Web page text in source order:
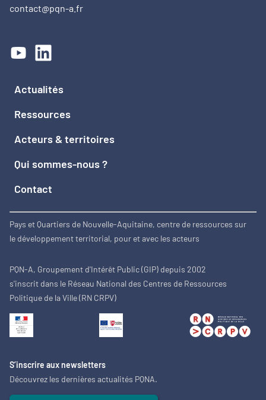
contact@pqn-a.fr
Actualités
Ressources
Acteurs & territoires
Qui sommes-nous ?
Contact
Pays et Quartiers de Nouvelle-Aquitaine, centre de ressources sur
le développement territorial, pour et avec les acteurs
PQN-A, Groupement d'Intérêt Public (GIP) depuis 2002
s'inscrit dans le Réseau National des Centres de Ressources
Politique de la Ville (RN CRPV)
S’inscrire aux newsletters
Découvrez les dernières actualités PQNA.